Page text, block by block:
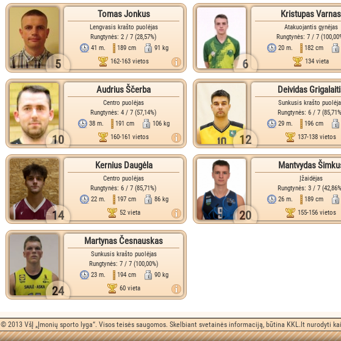
Tomas Jonkus
Lengvasis krašto puolėjas
Rungtynės: 2 / 7 (28,57%)
41 m.
189 cm
91 kg
162-163 vietos
5
Kristupas Varnas
Atakuojantis gynėjas
Rungtynės: 7 / 7
20 m.
182 cm
134 vieta
6
Audrius Ščerba
Centro puolėjas
Rungtynės: 4 / 7 (57,14%)
38 m.
191 cm
106 kg
160-161 vietos
10
Deividas
Sunkusis krašto
Rungtynės: 6 / 7
29 m.
196 cm
137-138 vietos
12
Kernius Daugėla
Centro puolėjas
Rungtynės: 6 / 7 (85,71%)
22 m.
197 cm
86 kg
52 vieta
14
Mantvydas
Įžaidėjas
Rungtynės: 3 / 7
26 m.
189 cm
155-156 vietos
20
Martynas Česnauskas
Sunkusis krašto puolėjas
Rungtynės: 7 / 7 (100,00%)
23 m.
194 cm
90 kg
60 vieta
24
© 2013 VšĮ „Įmonių sporto lyga“. Visos teisės saugomos. Skelbiant svetainės informaciją, būtina KKL.lt nurodyti